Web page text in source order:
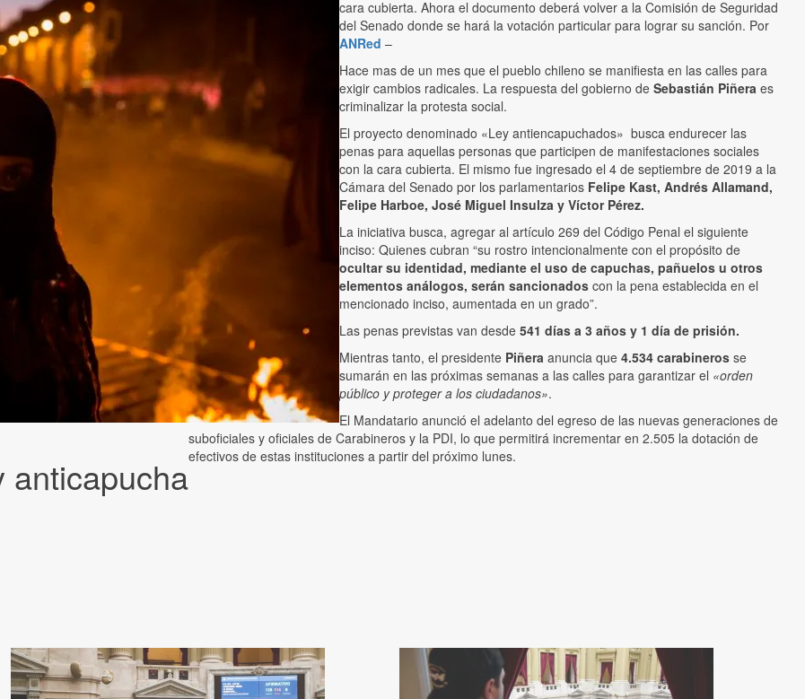
anticapucha
cara cubierta. Ahora el documento deberá volver a la Comisión de Seguridad
del Senado donde se hará la votación particular para lograr su sanción. Por
ANRed –
Hace mas de un mes que el pueblo chileno se manifiesta en las calles para
exigir cambios radicales. La respuesta del gobierno de Sebastián Piñera es
criminalizar la protesta social.
El proyecto denominado «Ley antiencapuchados» busca endurecer las
penas para aquellas personas que participen de manifestaciones sociales
con la cara cubierta. El mismo fue ingresado el 4 de septiembre de 2019 a la
Cámara del Senado por los parlamentarios Felipe Kast, Andrés Allamand,
Felipe Harboe, José Miguel Insulza y Víctor Pérez.
La iniciativa busca, agregar al artículo 269 del Código Penal el siguiente
inciso: Quienes cubran “su rostro intencionalmente con el propósito de
ocultar su identidad, mediante el uso de capuchas, pañuelos u otros
elementos análogos, serán sancionados con la pena establecida en el
mencionado inciso, aumentada en un grado”.
Las penas previstas van desde 541 días a 3 años y 1 día de prisión.
Mientras tanto, el presidente Piñera anuncia que 4.534 carabineros se
sumarán en las próximas semanas a las calles para garantizar el «orden
público y proteger a los ciudadanos».
El Mandatario anunció el adelanto del egreso de las nuevas generaciones de
suboficiales y oficiales de Carabineros y la PDI, lo que permitirá incrementar en 2.505 la dotación de
efectivos de estas instituciones a partir del próximo lunes.